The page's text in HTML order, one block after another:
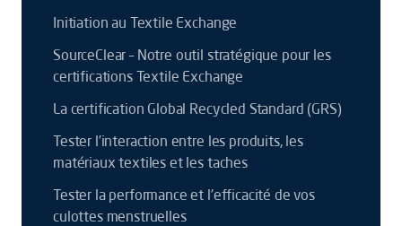
Initiation au Textile Exchange
SourceClear – Notre outil stratégique pour les
certifications Textile Exchange
La certification Global Recycled Standard (GRS)
Tester l’interaction entre les produits, les
matériaux textiles et les taches
Tester la performance et l'efficacité de vos
culottes menstruelles